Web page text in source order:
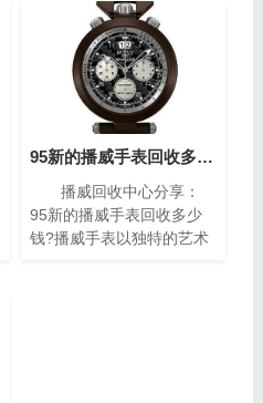
95新的播威手表回收多少钱?(高价回收指南)
播威回收中心分享：
95新的播威手表回收多少
钱?播威手表以独特的艺术